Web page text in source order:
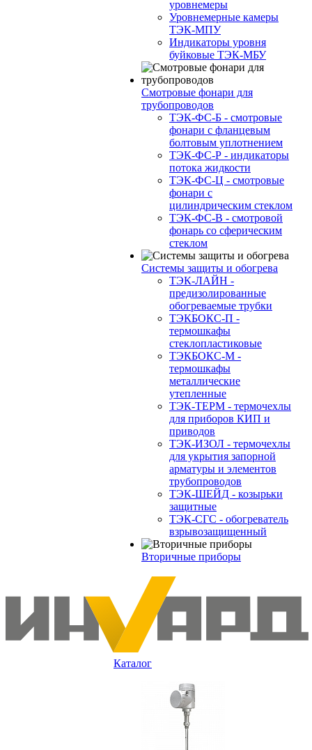
уровнемеры
Уровнемерные камеры
ТЭК-МПУ
Индикаторы уровня
буйковые ТЭК-МБУ
Смотровые фонари для
трубопроводов
ТЭК-ФС-Б - смотровые
фонари с фланцевым
болтовым уплотнением
ТЭК-ФС-Р - индикаторы
потока жидкости
ТЭК-ФС-Ц - смотровые
фонари с
цилиндрическим стеклом
ТЭК-ФС-В - смотровой
фонарь со сферическим
стеклом
Системы защиты и обогрева
ТЭК-ЛАЙН -
предизолированные
обогреваемые трубки
ТЭКБОКС-П -
термошкафы
стеклопластиковые
ТЭКБОКС-М -
термошкафы
металлические
утепленные
ТЭК-ТЕРМ - термочехлы
для приборов КИП и
приводов
ТЭК-ИЗОЛ - термочехлы
для укрытия запорной
арматуры и элементов
трубопроводов
ТЭК-ШЕЙД - козырьки
защитные
ТЭК-СГС - обогреватель
взрывозащищенный
Вторичные приборы
Каталог